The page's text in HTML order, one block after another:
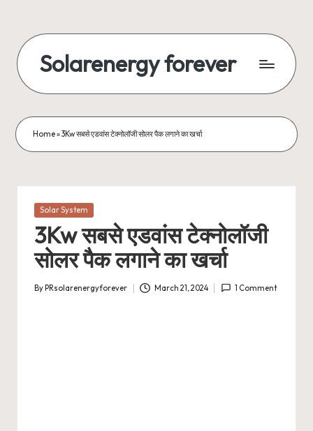
content
Solarenergy forever
बिजली
Home»3Kw सबसे एडवांस टेक्नोलॉजी सोलर पैक लगाने का खर्चा
Posted
Solar System
3Kw सबसे एडवांस टेक्नोलॉजी
सोलर पैक लगाने का खर्चा
Posted
By PRsolarenergyforever March 21, 2024 1 Comment